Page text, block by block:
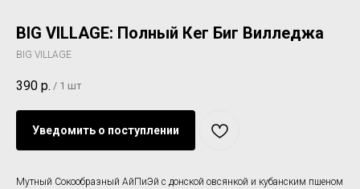
BIG VILLAGE: Полный Кег Биг Вилледжа
BIG VILLAGE
390 р. / 1 шт
Уведомить о поступлении
Мутный Сокообразный АйПиЭй c донской овсянкой и кубанским пшеном